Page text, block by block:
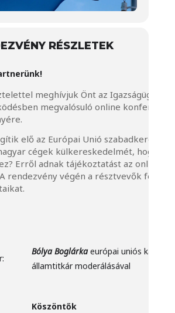
RÉSZLETEK
meghívjuk Önt az Igazságügyi
megvalósuló online
elő az Európai Unió
cégek külkereskedelmét, hogyan
Erről adnak tájékoztatást az online
rendezvény végén a résztvevők
Bólya Boglárkaeurópai uniós
államtitkár moderálásával
Köszöntők